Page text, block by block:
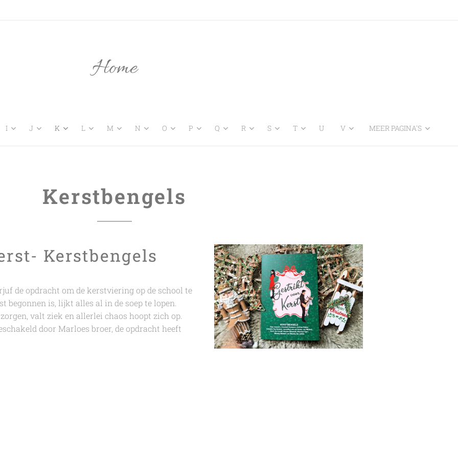
Home
I J K L M N O P Q R S T U V MEER PAGINA'S
Kerstbengels
Kerstbengels
de opdracht om de kerstviering op de school te
begonnen is, lijkt alles al in de soep te lopen.
valt ziek en allerlei chaos hoopt zich op.
door Marloes broer, de opdracht heeft